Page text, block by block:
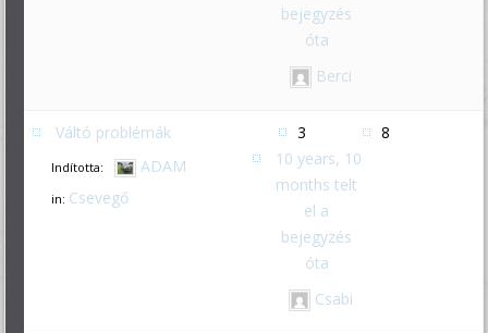
bejegyzés
óta
Berci
Váltó problémák
Indította: ADAM
in: Csevegő
3
8
10 years, 10
months telt
el a
bejegyzés
óta
Csabi